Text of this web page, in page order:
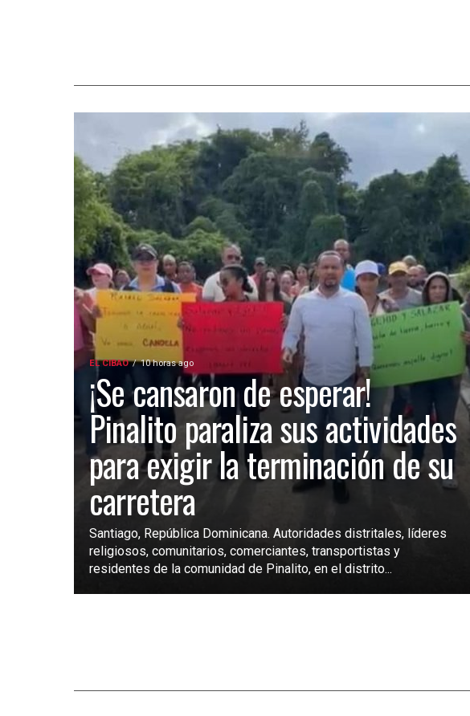
EL CIBAO 10 horas ago
¡Se cansaron de esperar!
Pinalito paraliza sus actividades
para exigir la terminación de su
carretera
Santiago, República Dominicana. Autoridades distritales, líderes
religiosos, comunitarios, comerciantes, transportistas y
residentes de la comunidad de Pinalito, en el distrito...